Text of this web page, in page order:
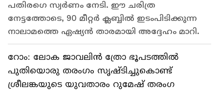
പതിരഗെ സ്വര്‍ണം നേടി. ഈ ചരിത്ര
നേട്ടത്തോടെ, 90 മീറ്റര്‍ ക്ലബ്ബില്‍ ഇടംപിടിക്കുന്ന
നാലാമത്തെ ഏഷ്യന്‍ താരമായി അദ്ദേഹം മാറി.
റോം: ലോക ജാവലിന്‍ ത്രോ ഭൂപടത്തില്‍
പുതിയൊരു തരംഗം സൃഷ്ടിച്ചുകൊണ്ട്
ശ്രീലങ്കയുടെ യുവതാരം റുമേഷ് തരംഗ